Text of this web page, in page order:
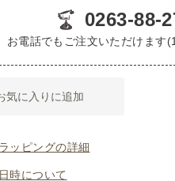
0263-88-
お電話でもご注文いただけます
気に入りに追加
ッピングの詳細
時について